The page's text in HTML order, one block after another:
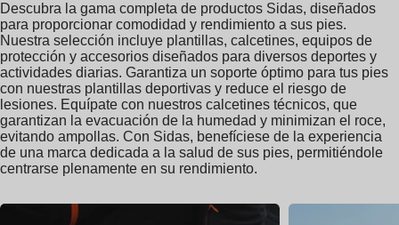
Descubra la gama completa de productos Sidas, diseñados
para proporcionar comodidad y rendimiento a sus pies.
Nuestra selección incluye plantillas, calcetines, equipos de
protección y accesorios diseñados para diversos deportes y
actividades diarias. Garantiza un soporte óptimo para tus pies
con nuestras plantillas deportivas y reduce el riesgo de
lesiones. Equípate con nuestros calcetines técnicos, que
garantizan la evacuación de la humedad y minimizan el roce,
evitando ampollas. Con Sidas, benefíciese de la experiencia
de una marca dedicada a la salud de sus pies, permitiéndole
centrarse plenamente en su rendimiento.